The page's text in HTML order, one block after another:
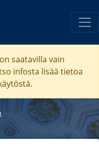
saatavilla vain
infosta lisää tietoa